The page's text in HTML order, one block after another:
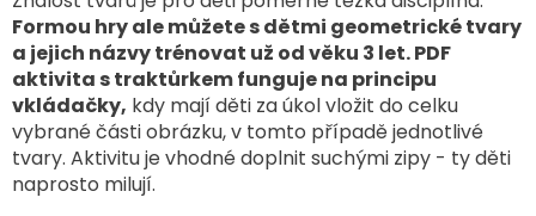
Formou hry ale můžete s dětmi geometrické tvary
a jejich názvy trénovat už od věku 3 let. PDF
aktivita s traktůrkem funguje na principu
vkládačky, kdy mají děti za úkol vložit do celku
vybrané části obrázku, v tomto případě jednotlivé
tvary. Aktivitu je vhodné doplnit suchými zipy - ty děti
naprosto milují.